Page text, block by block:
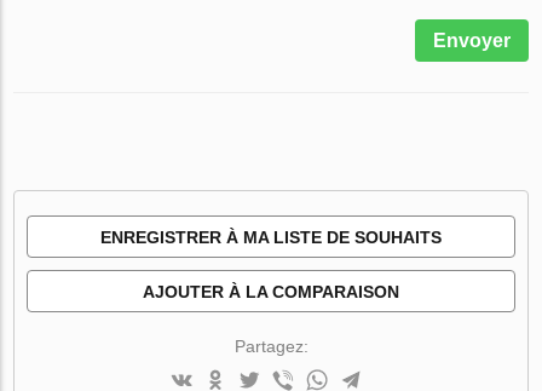
Envoyer
ENREGISTRER À MA LISTE DE SOUHAITS
AJOUTER À LA COMPARAISON
Partagez: